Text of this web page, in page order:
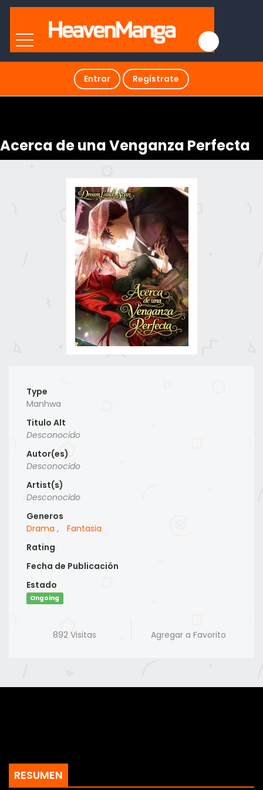
Entrar Regístrate
Acerca de una Venganza Perfecta
Type
Manhwa
Titulo Alt
Desconocido
Autor(es)
Desconocido
Artist(s)
Desconocido
Generos
Drama ,
Fantasia
Rating
Fecha de Publicación
Estado
Ongoing
892 Visitas Agregar a Favorito
RESUMEN